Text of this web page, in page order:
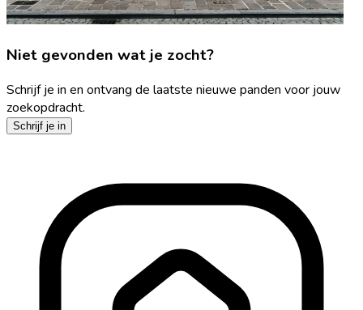
Niet gevonden wat je zocht?
Schrijf je in en ontvang de laatste nieuwe panden voor jouw
zoekopdracht.
Schrijf je in